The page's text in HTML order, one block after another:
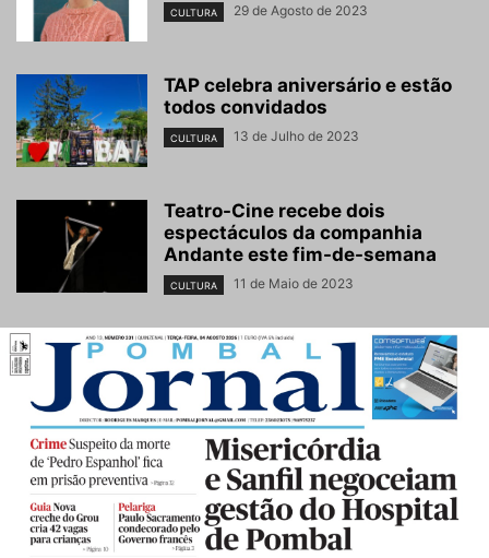
CULTURA 29 de Agosto de 2023
TAP celebra aniversário e estão
todos convidados
CULTURA 13 de Julho de 2023
Teatro-Cine recebe dois
espectáculos da companhia
Andante este fim-de-semana
CULTURA 11 de Maio de 2023